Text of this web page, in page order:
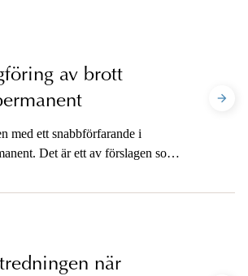
av brott
med ett snabbförfarande i
Det är ett av förslagen som
när